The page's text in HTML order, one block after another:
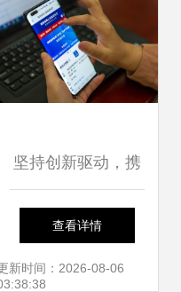
坚持创新驱动，携
手打造保密产业良
好生态——2018年
查看详情
新时间：2026-08-06